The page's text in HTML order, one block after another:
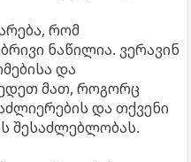
რომ
ნაწილია. ვერავინ
და
მათ, როგორც
და თქვენი
შესაძლებლობას.